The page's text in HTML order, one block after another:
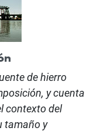
de hierro
y cuenta
contexto del
tamaño y